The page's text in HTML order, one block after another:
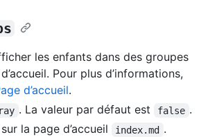
les enfants dans des groupes
Pour plus d’informations,
d’accueil.
. La valeur par défaut est false .
la page d’accueil
index.md .